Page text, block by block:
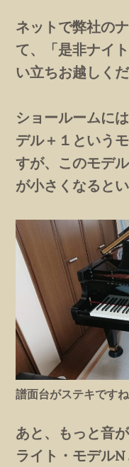
ネットで弊社の
て、「是非ナイ
い立ちお越しく
ショールームに
デル＋１という
すが、このモデ
が小さくなると
譜面台がステキですね
あと、もっと音
ライト・モデル